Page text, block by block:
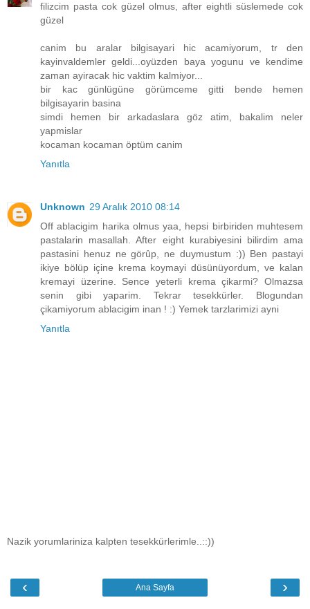
filizcim pasta cok güzel olmus, after eightli süslemede cok
güzel
canim bu aralar bilgisayari hic acamiyorum, tr den
kayinvaldemler geldi...oyüzden baya yogunu ve kendime
zaman ayiracak hic vaktim kalmiyor...
bir kac günlügüne görümceme gitti bende hemen
bilgisayarin basina
simdi hemen bir arkadaslara göz atim, bakalim neler
yapmislar
kocaman kocaman öptüm canim
Yanıtla
Unknown 29 Aralık 2010 08:14
Off ablacigim harika olmus yaa, hepsi birbiriden muhtesem
pastalarin masallah. After eight kurabiyesini bilirdim ama
pastasini henuz ne görûp, ne duymustum :)) Ben pastayi
ikiye bölüp içine krema koymayi düsünüyordum, ve kalan
kremayi üzerine. Sence yeterli krema çikarmi? Olmazsa
senin gibi yaparim. Tekrar tesekkürler. Blogundan
çikamiyorum ablacigim inan ! :) Yemek tarzlarimizi ayni
Yanıtla
Nazik yorumlariniza kalpten tesekkürlerimle..::))
‹ ›
Ana Sayfa